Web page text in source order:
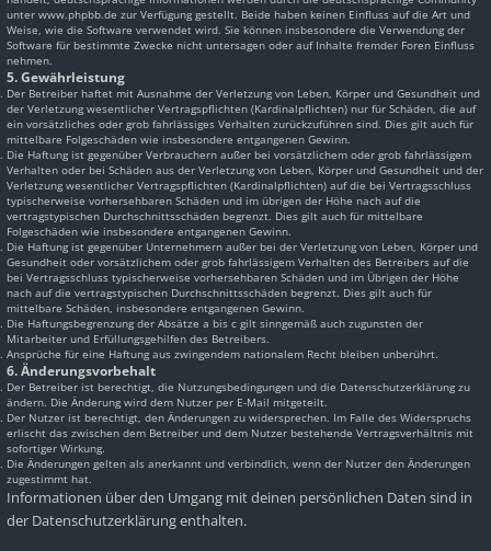
unter www.phpbb.de zur Verfügung gestellt. Beide haben keinen Einfluss auf die Art und
Weise, wie die Software verwendet wird. Sie können insbesondere die Verwendung der
Software für bestimmte Zwecke nicht untersagen oder auf Inhalte fremder Foren Einfluss
nehmen.
5. Gewährleistung
Der Betreiber haftet mit Ausnahme der Verletzung von Leben, Körper und Gesundheit und
der Verletzung wesentlicher Vertragspflichten (Kardinalpflichten) nur für Schäden, die auf
ein vorsätzliches oder grob fahrlässiges Verhalten zurückzuführen sind. Dies gilt auch für
mittelbare Folgeschäden wie insbesondere entgangenen Gewinn.
Die Haftung ist gegenüber Verbrauchern außer bei vorsätzlichem oder grob fahrlässigem
Verhalten oder bei Schäden aus der Verletzung von Leben, Körper und Gesundheit und der
Verletzung wesentlicher Vertragspflichten (Kardinalpflichten) auf die bei Vertragsschluss
typischerweise vorhersehbaren Schäden und im übrigen der Höhe nach auf die
vertragstypischen Durchschnittsschäden begrenzt. Dies gilt auch für mittelbare
Folgeschäden wie insbesondere entgangenen Gewinn.
Die Haftung ist gegenüber Unternehmern außer bei der Verletzung von Leben, Körper und
Gesundheit oder vorsätzlichem oder grob fahrlässigem Verhalten des Betreibers auf die
bei Vertragsschluss typischerweise vorhersehbaren Schäden und im Übrigen der Höhe
nach auf die vertragstypischen Durchschnittsschäden begrenzt. Dies gilt auch für
mittelbare Schäden, insbesondere entgangenen Gewinn.
Die Haftungsbegrenzung der Absätze a bis c gilt sinngemäß auch zugunsten der
Mitarbeiter und Erfüllungsgehilfen des Betreibers.
Ansprüche für eine Haftung aus zwingendem nationalem Recht bleiben unberührt.
6. Änderungsvorbehalt
Der Betreiber ist berechtigt, die Nutzungsbedingungen und die Datenschutzerklärung zu
ändern. Die Änderung wird dem Nutzer per E-Mail mitgeteilt.
Der Nutzer ist berechtigt, den Änderungen zu widersprechen. Im Falle des Widerspruchs
erlischt das zwischen dem Betreiber und dem Nutzer bestehende Vertragsverhältnis mit
sofortiger Wirkung.
Die Änderungen gelten als anerkannt und verbindlich, wenn der Nutzer den Änderungen
zugestimmt hat.
Informationen über den Umgang mit deinen persönlichen Daten sind in
der Datenschutzerklärung enthalten.